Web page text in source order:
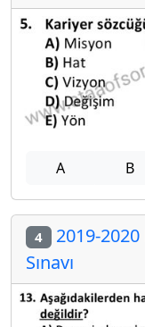
A B
4 2019-
Sınavı